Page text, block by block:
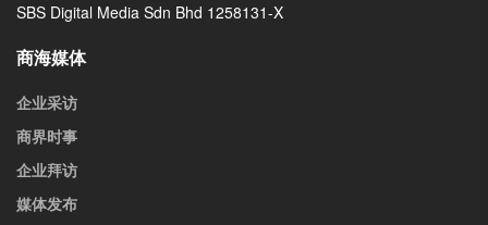
SBS Digital Media Sdn Bhd 1258131-X
商海媒体
企业采访
商界时事
企业拜访
媒体发布